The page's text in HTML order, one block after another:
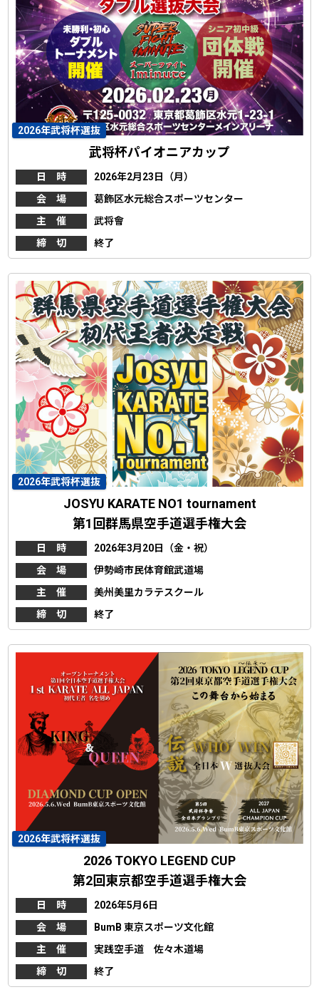
2026年武将杯選抜
武将杯パイオニアカップ
日 時
2026年2月23日（月）
会 場
葛飾区水元総合スポーツセンター
主 催
武将會
締 切
終了
2026年武将杯選抜
JOSYU KARATE NO1 tournament
第1回群馬県空手道選手権大会
日 時
2026年3月20日（金・祝）
会 場
伊勢崎市民体育館武道場
主 催
美州美里カラテスクール
締 切
終了
2026年武将杯選抜
2026 TOKYO LEGEND CUP
第2回東京都空手道選手権大会
日 時
2026年5月6日
会 場
BumB 東京スポーツ文化館
主 催
実践空手道 佐々木道場
締 切
終了